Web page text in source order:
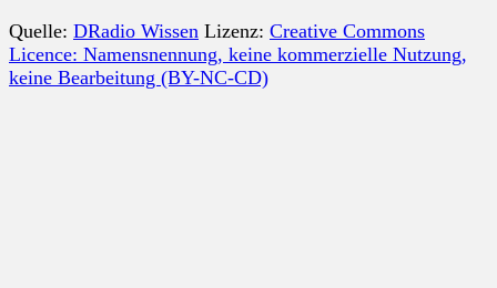
Quelle: DRadio Wissen Lizenz: Creative Commons
Licence: Namensnennung, keine kommerzielle Nutzung,
keine Bearbeitung (BY-NC-CD)